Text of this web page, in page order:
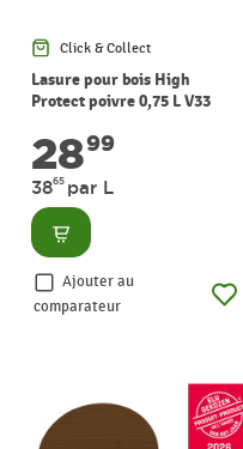
Click & Collect
Lasure pour bois High
Protect poivre 0,75 L V33
2899
3865 par L
Consulter
Ajouter au
comparateur